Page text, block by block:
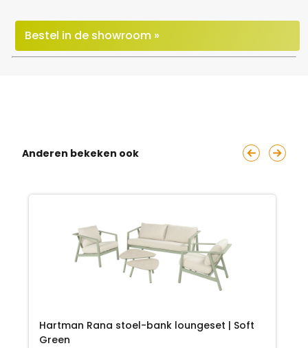
Bestel in de showroom »
Anderen bekeken ook
Hartman Rana stoel-bank loungeset | Soft
Green